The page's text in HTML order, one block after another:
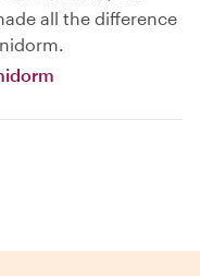
all the difference